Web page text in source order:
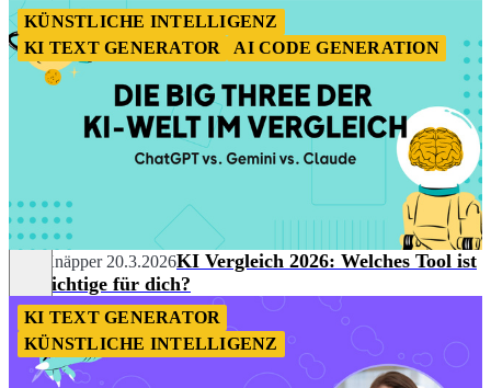
KÜNSTLICHE INTELLIGENZ
KI TEXT GENERATOR
AI CODE GENERATION
Nils Knäpper 20.3.2026KI Vergleich 2026: Welches Tool ist
das richtige für dich?
KI TEXT GENERATOR
KÜNSTLICHE INTELLIGENZ